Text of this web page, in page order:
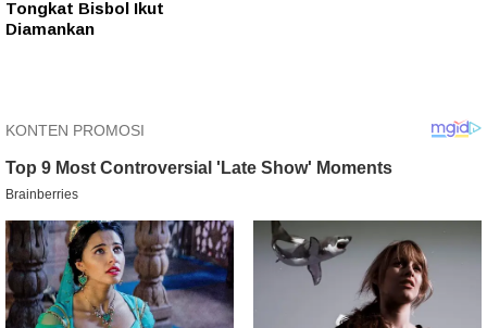
Tongkat Bisbol Ikut
Diamankan